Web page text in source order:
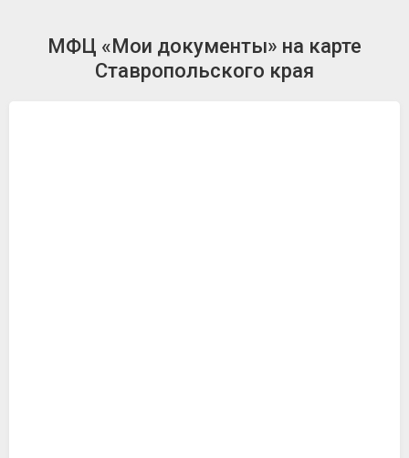
МФЦ «Мои документы» на карте
Ставропольского края